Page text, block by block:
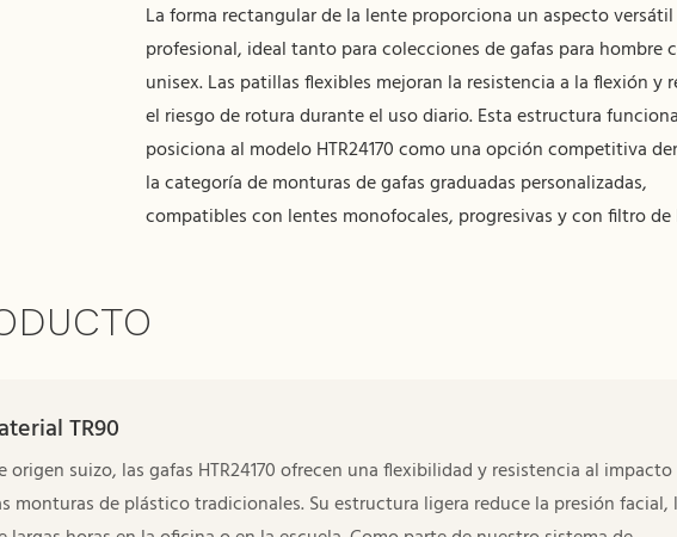
La forma rectangular de la lente proporciona un aspecto
profesional, ideal tanto para colecciones de gafas para hombre
unisex. Las patillas flexibles mejoran la resistencia a la flexión y
el riesgo de rotura durante el uso diario. Esta estructura
posiciona al modelo HTR24170 como una opción competitiva
la categoría de monturas de gafas graduadas personalizadas,
compatibles con lentes monofocales, progresivas y con filtro de
TR90
suizo, las gafas HTR24170 ofrecen una flexibilidad y resistencia al impacto
monturas de plástico tradicionales. Su estructura ligera reduce la presión facial,